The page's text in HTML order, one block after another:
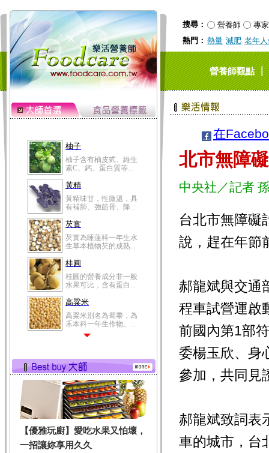
搜尋： 營養師
專家
熱門： 熱量 減肥 老年
營養師觀點｜
柚子
柚子含有柚皮甙、維生
素C、鈣、蛋白質等...
黃精
黃精味甘，性微溫，具
有補肺、強筋骨、降...
芡實
芡實為睡蓮科一年生水
生草本植物芡的成熟...
桂圓
桂圓的營養成分非一般
水果可比，含有蛋白...
高粱米
高粱米別名為蜀黍，為
禾本科一年生作物。...
有蛋白質、脂肪、磷...
鮪魚
鮪魚肚肉中的不飽和脂
肪酸內富含EPA和DH...
韭菜
韭菜所含的膳食纖維能
幫助消化與通便；揮...
【優雅玩廚】愛吃水果又怕壞，
一招讓妳享用久久
在
北市無障
中央社／記者
台北市無障礙
說，趕在年節
郝龍斌與交通
程車試營運啟
前國內第1部
委楊玉欣、身
參加，共同見
郝龍斌致詞表
車的城市，台